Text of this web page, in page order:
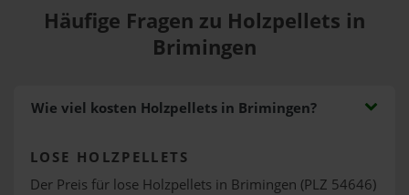
Häufige Fragen zu Holzpellets in
Brimingen
Wie viel kosten Holzpellets in Brimingen?
LOSE HOLZPELLETS
Der Preis für lose Holzpellets in Brimingen (PLZ 54646)